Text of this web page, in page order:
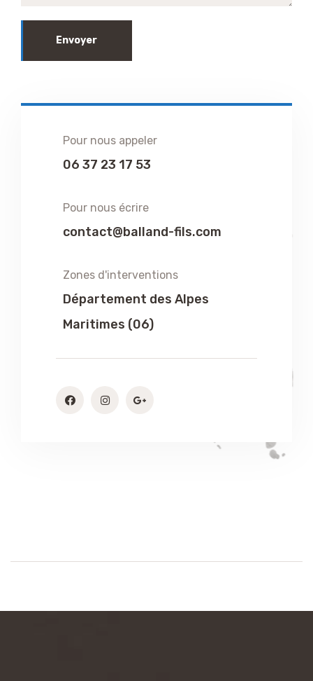
Envoyer
Pour nous appeler
06 37 23 17 53
Pour nous écrire
contact@balland-fils.com
Zones d'interventions
Département des Alpes
Maritimes (06)